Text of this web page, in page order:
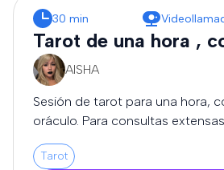
confidencial y enriquecedor,
personal es lo más importante. 🌙 Reserva tu
lectura ahora y comienza a
desde la conciencia.
30 min
Tarot de una hora ,
AISHA
Sesión de tarot para una hora,
oráculo. Para consultas
Tarot